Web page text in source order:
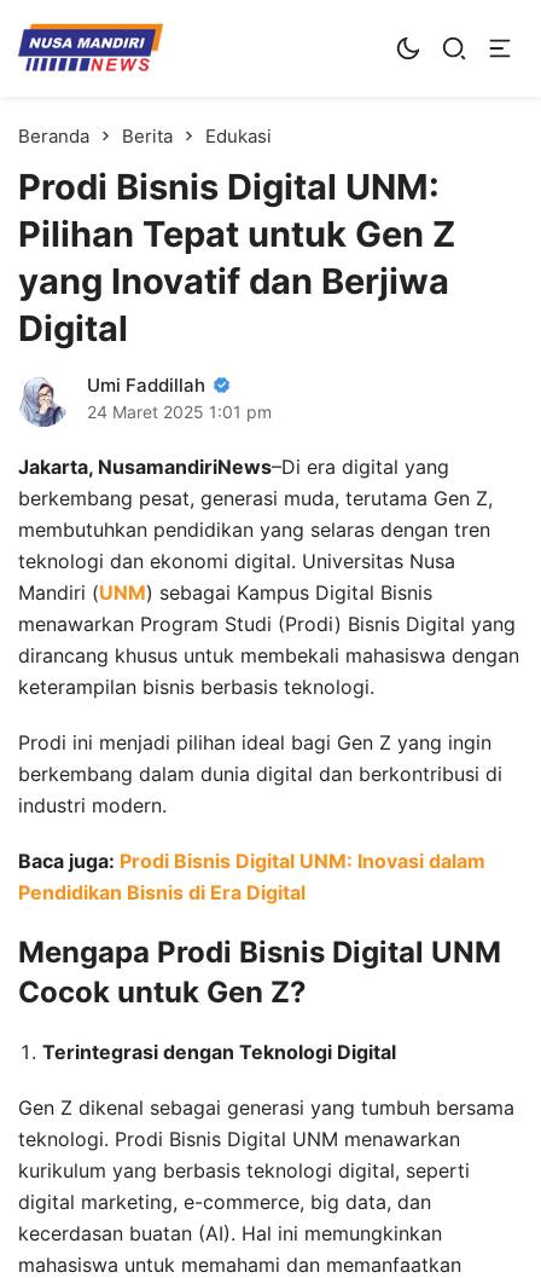
Kampus Digital Bisnis
Universitas Nusa Mandiri
Beranda Berita Edukasi
Prodi Bisnis Digital UNM:
Pilihan Tepat untuk Gen Z
yang Inovatif dan Berjiwa
Digital
Umi Faddillah
24 Maret 2025 1:01 pm
Jakarta, NusamandiriNews–Di era digital yang
berkembang pesat, generasi muda, terutama Gen Z,
membutuhkan pendidikan yang selaras dengan tren
teknologi dan ekonomi digital. Universitas Nusa
Mandiri (UNM) sebagai Kampus Digital Bisnis
menawarkan Program Studi (Prodi) Bisnis Digital yang
dirancang khusus untuk membekali mahasiswa dengan
keterampilan bisnis berbasis teknologi.
Prodi ini menjadi pilihan ideal bagi Gen Z yang ingin
berkembang dalam dunia digital dan berkontribusi di
industri modern.
Baca juga: Prodi Bisnis Digital UNM: Inovasi dalam
Pendidikan Bisnis di Era Digital
Mengapa Prodi Bisnis Digital UNM
Cocok untuk Gen Z?
Terintegrasi dengan Teknologi Digital
Gen Z dikenal sebagai generasi yang tumbuh bersama
teknologi. Prodi Bisnis Digital UNM menawarkan
kurikulum yang berbasis teknologi digital, seperti
digital marketing, e-commerce, big data, dan
kecerdasan buatan (AI). Hal ini memungkinkan
mahasiswa untuk memahami dan memanfaatkan